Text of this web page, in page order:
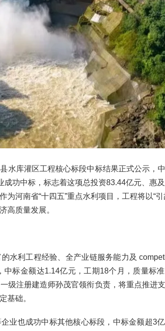
库灌区工程核心标段中标结果正式公示，
成功中标，标志着这项总投资83.44亿元、惠
河南省“十四五”重点水利项目，工程将以“引
高质量发展。
水利工程经验、全产业链服务能力及
标金额达1.14亿元，工期18个月，质量标
级注册建造师孙茂官领衔负责，将重点推进
基础。
业也成功中标其他核心标段，中标金额超3